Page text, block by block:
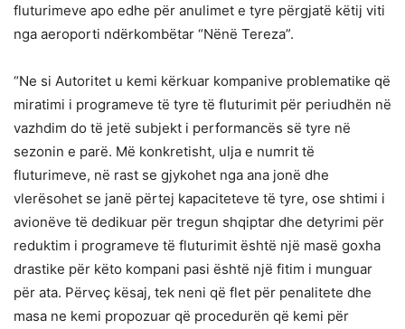
fluturimeve apo edhe për anulimet e tyre përgjatë këtij viti
nga aeroporti ndërkombëtar “Nënë Tereza”.
“Ne si Autoritet u kemi kërkuar kompanive problematike që
miratimi i programeve të tyre të fluturimit për periudhën në
vazhdim do të jetë subjekt i performancës së tyre në
sezonin e parë. Më konkretisht, ulja e numrit të
fluturimeve, në rast se gjykohet nga ana jonë dhe
vlerësohet se janë përtej kapaciteteve të tyre, ose shtimi i
avionëve të dedikuar për tregun shqiptar dhe detyrimi për
reduktim i programeve të fluturimit është një masë goxha
drastike për këto kompani pasi është një fitim i munguar
për ata. Përveç kësaj, tek neni që flet për penalitete dhe
masa ne kemi propozuar që procedurën që kemi për